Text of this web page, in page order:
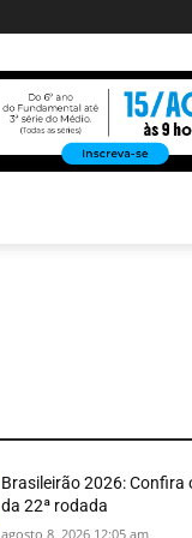
Brasileirão 2026: Confira
da 22ª rodada
agosto 8, 2026 12:05 am